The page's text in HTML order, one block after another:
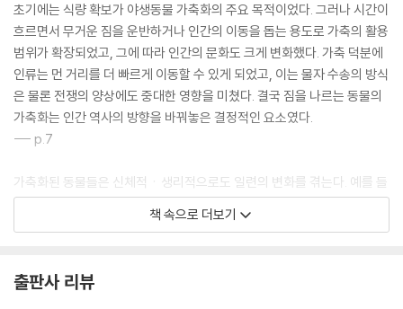
초기에는 식량 확보가 야생동물 가축화의 주요 목적이었다. 그러나 시간이
흐르면서 무거운 짐을 운반하거나 인간의 이동을 돕는 용도로 가축의 활용
범위가 확장되었고, 그에 따라 인간의 문화도 크게 변화했다. 가축 덕분에
인류는 먼 거리를 더 빠르게 이동할 수 있게 되었고, 이는 물자 수송의 방식
은 물론 전쟁의 양상에도 중대한 영향을 미쳤다. 결국 짐을 나르는 동물의
가축화는 인간 역사의 방향을 바꿔놓은 결정적인 요소였다.
--- p.7
가축화된 동물들은 신체적ㆍ생리적으로도 일련의 변화를 겪는다. 예를 들
어 털이 얼룩지거나 곱슬곱슬해지고, 꼬리는 짧아지거나 말리며, 귀는 늘
어지고, 성체가 되어서도 유년기의 외모를 유지하는 등의 특징이 나타난
--- p.29
책 속으로 더보기
출판사 리뷰